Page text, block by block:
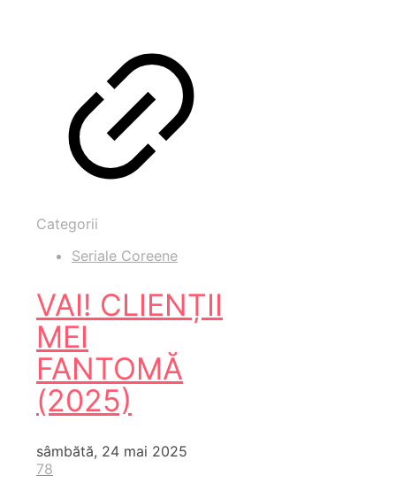
Categorii
Seriale Coreene
VAI! CLIENȚII
MEI
FANTOMĂ
(2025)
sâmbătă, 24 mai 2025
78